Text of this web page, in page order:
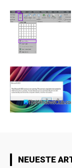
NEUESTE